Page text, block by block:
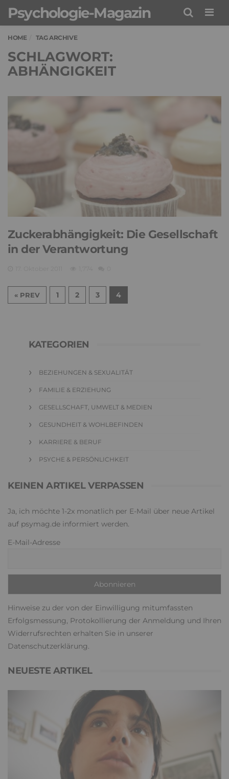
Psychologie-Magazin
HOME TAG ARCHIVE
SCHLAGWORT:
ABHÄNGIGKEIT
Zuckerabhängigkeit: Die Gesellschaft
in der Verantwortung
« PREV 1 2 3 4
KATEGORIEN
BEZIEHUNGEN & SEXUALITÄT
FAMILIE & ERZIEHUNG
GESELLSCHAFT, UMWELT & MEDIEN
GESUNDHEIT & WOHLBEFINDEN
KARRIERE & BERUF
PSYCHE & PERSÖNLICHKEIT
KEINEN ARTIKEL VERPASSEN
Ja, ich möchte 1-2x monatlich per E-Mail über neue Artikel
auf psymag.de informiert werden.
E-Mail-Adresse
Hinweise zu der von der Einwilligung mitumfassten
Erfolgsmessung, Protokollierung der Anmeldung und Ihren
Widerrufsrechten erhalten Sie in unserer
Datenschutzerklärung.
NEUESTE ARTIKEL